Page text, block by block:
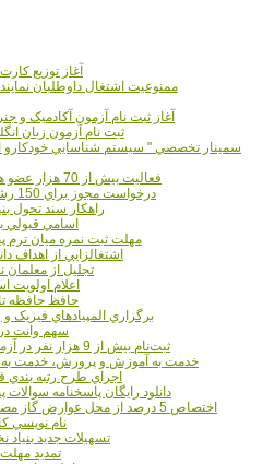
آغاز توزيع
ممنوعيت اشتغال داوطلبان
آغاز ثبت نام آزمون آکادميک و
ثبت نام آزمون زبان
سمينار تخصصي " سيستم شناسايي خودکارو
فعاليت بيش از 70 هزار عضو هيات علمي در دانشگاه آزاد
درخواست مجوز براي 150 رشته ارشد علوم پزشکي آزاد
40 راهکار سند
اسامي قبولي
مهلت ثبت نمره میان ترم
اشتغالزايي از اهداف
تجليل از
اعلام اولويت
حافظ حافظه
برگزاري المپيادهاي
سهم وانت در
ثبت‌نام بيش از 9 هزار نفر در آزمون کارداني فني و حرفه‌اي
خدمت به آموزش و پرورش، خدمت
اجراي طرح رتبه بندي
دانلود رایگان پاسخنامه سوالات
اختصاص 5 درصد از محل عوارض گاز مصرفي براي نوسازي مدارس
نام نويسي
تسهيلات جديد بنياد
تمديد